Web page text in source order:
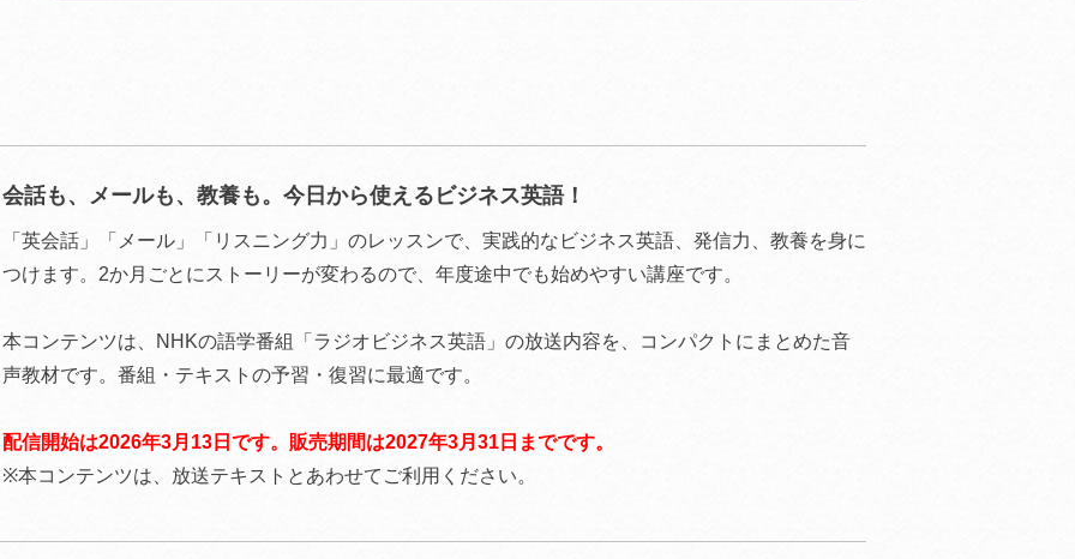
会話も、メールも、教養も。今日から使えるビジネス英語！
「英会話」「メール」「リスニング力」のレッスンで、実践的なビジネス英語、発信力、教養を身に
つけます。2か月ごとにストーリーが変わるので、年度途中でも始めやすい講座です。
本コンテンツは、NHKの語学番組「ラジオビジネス英語」の放送内容を、コンパクトにまとめた音
声教材です。番組・テキストの予習・復習に最適です。
配信開始は2026年3月13日です。販売期間は2027年3月31日までです。
※本コンテンツは、放送テキストとあわせてご利用ください。